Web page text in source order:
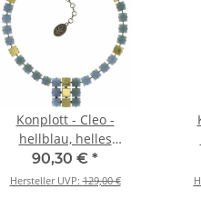
Konplott - Cleo -
hellblau, helles
Antikmessing, Halskette
90,30 € *
Hersteller UVP:129,00 €